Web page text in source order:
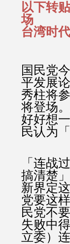
以下转
场
台湾时
国民党
平发展
秀柱将
将登场
好好想
民认为
「连战
搞清楚
新界定
党要这
民党不
失败中
立委）